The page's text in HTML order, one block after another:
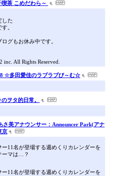
喫茶 こめだわら～
した
。
グもお休み中です。
inc. All Rights Reserved.
☆多田愛佳のラブラブび～む☆
のヲタ的日常。
さ美アナウンサー：Announcer Park(アナ
京
11名が登場する週めくりカレンダーを
ーマは…？
11名が登場する週めくりカレンダーを